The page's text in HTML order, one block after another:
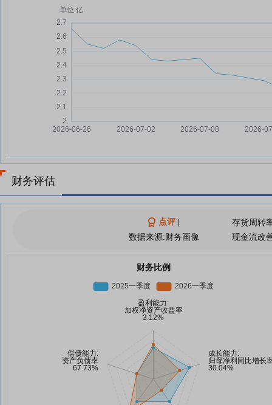
财务评估
点评
数据来源:财务画像
存货周转
现金流改
财务比例